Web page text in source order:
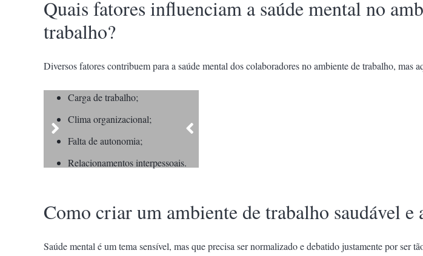
Quais fatores influenciam a saúde mental no
trabalho?
Diversos fatores contribuem para a saúde mental dos colaboradores no ambiente de trabalho, mas
Carga de trabalho;
Clima organizacional;
Falta de autonomia;
Relacionamentos interpessoais.
Como criar um ambiente de trabalho saudável e
Saúde mental é um tema sensível, mas que precisa ser normalizado e debatido justamente por ser